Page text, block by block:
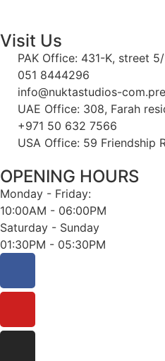
Visit Us
PAK Office: 431-K, street
051 8444296
info@nuktastudios-
UAE Office: 308, Farah
+971 50 632 7566
USA Office: 59 Friendship
OPENING HOURS
Monday - Friday:
10:00AM - 06:00PM
Saturday - Sunday
01:30PM - 05:30PM